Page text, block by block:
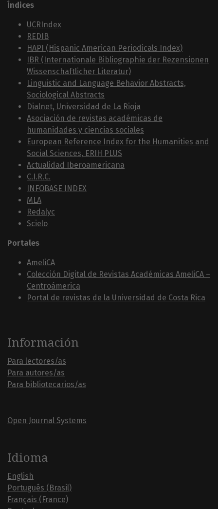
Índices
UCRIndex
REDIB
HAPI (Hispanic American Periodicals Index)
IBR (Internationale Bibliographie der Rezensionen
Wissenschaftlicher Literatur)
Linguistic and Language Behavior Abstracts,
Sociological Abstracts
Dialnet, Universidad de La Rioja
Asociación de revistas académicas de
humanidades y ciencias sociales
European Reference Index for the Humanities and
Social Sciences, ERIH PLUS
Actualidad Iberoamericana
C.I.R.C.
INFOBASE INDEX
MLA
Redalyc
Scielo
Portales
AmeliCA
Colección Digital de Revistas Académicas AmeliCA –
Centroámerica
Portal de revistas de la Universidad de Costa Rica
Información
Para lectores/as
Para autores/as
Para bibliotecarios/as
Open Journal Systems
Idioma
English
Português (Brasil)
Français (France)